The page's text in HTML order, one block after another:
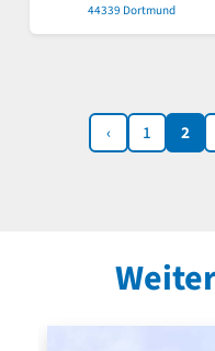
44339 Dortmund
‹ 1 2